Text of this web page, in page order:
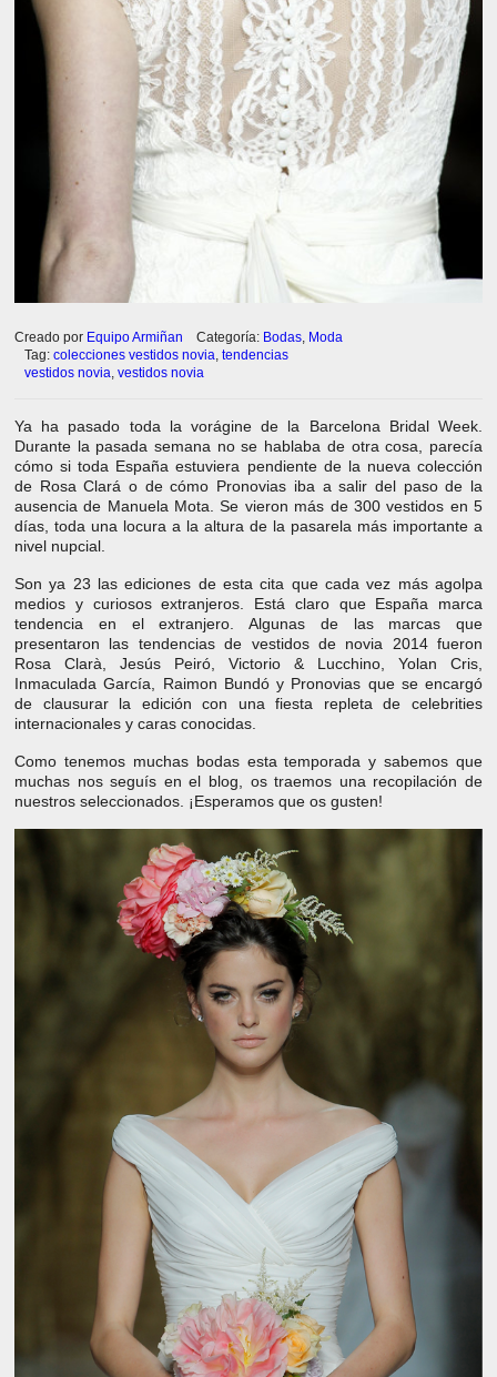
Creado por Equipo Armiñan Categoría: Bodas Moda
Tag: colecciones vestidos novia tendencias
vestidos novia vestidos novia
Ya ha pasado toda la vorágine de la Barcelona Bridal Week.
Durante la pasada semana no se hablaba de otra cosa, parecía
cómo si toda España estuviera pendiente de la nueva colección
de Rosa Clará o de cómo Pronovias iba a salir del paso de la
ausencia de Manuela Mota. Se vieron más de 300 vestidos en 5
días, toda una locura a la altura de la pasarela más importante a
nivel nupcial.
Son ya 23 las ediciones de esta cita que cada vez más agolpa
medios y curiosos extranjeros. Está claro que España marca
tendencia en el extranjero. Algunas de las marcas que
presentaron las tendencias de vestidos de novia 2014 fueron
Rosa Clarà, Jesús Peiró, Victorio & Lucchino, Yolan Cris,
Inmaculada García, Raimon Bundó y Pronovias que se encargó
de clausurar la edición con una fiesta repleta de celebrities
internacionales y caras conocidas.
Como tenemos muchas bodas esta temporada y sabemos que
muchas nos seguís en el blog, os traemos una recopilación de
nuestros seleccionados. ¡Esperamos que os gusten!